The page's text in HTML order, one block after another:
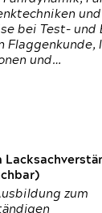
bei Test-
Flaggenkunde,
und…
zum